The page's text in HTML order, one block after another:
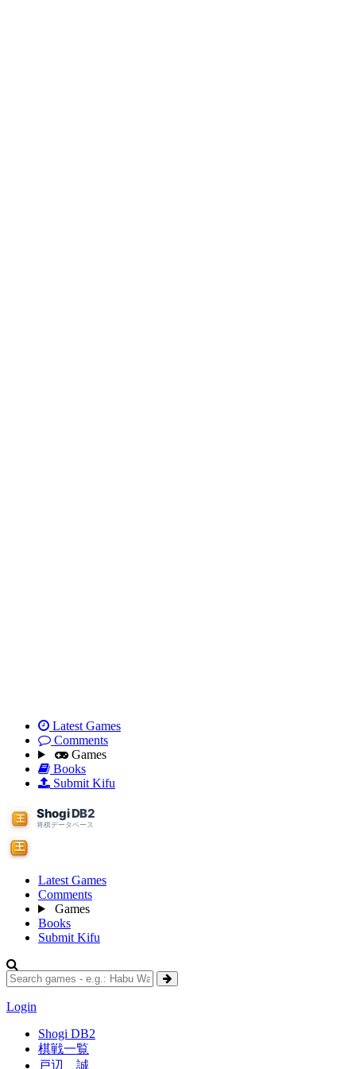
Latest Games
Comments
Games
Books
Submit Kifu
Latest Games
Comments
Games
Books
Submit Kifu
Login
Shogi DB2
棋戦一覧
戸辺 誠